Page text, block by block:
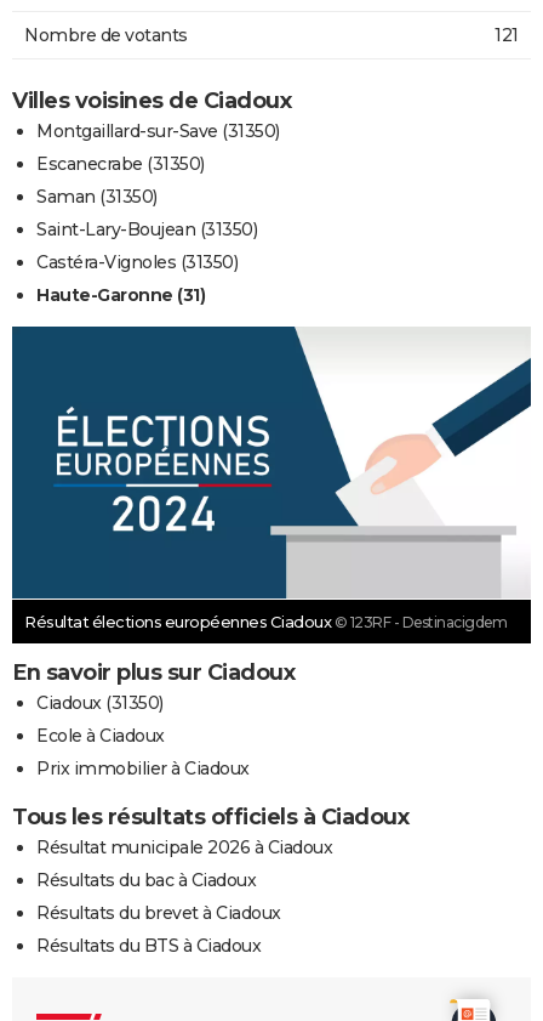
Nombre de votants 121
Villes voisines de Ciadoux
Montgaillard-sur-Save (31350)
Escanecrabe (31350)
Saman (31350)
Saint-Lary-Boujean (31350)
Castéra-Vignoles (31350)
Haute-Garonne (31)
Résultat élections européennes Ciadoux © 123RF - Destinacigdem
En savoir plus sur Ciadoux
Ciadoux (31350)
Ecole à Ciadoux
Prix immobilier à Ciadoux
Tous les résultats officiels à Ciadoux
Résultat municipale 2026 à Ciadoux
Résultats du bac à Ciadoux
Résultats du brevet à Ciadoux
Résultats du BTS à Ciadoux